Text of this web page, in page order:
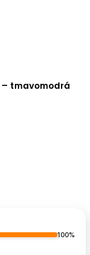
– tmavomodrá
100%